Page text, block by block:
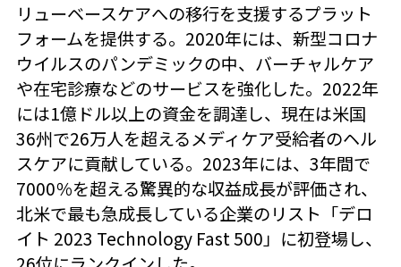
リューベースケアへの移行を支援するプラット
フォームを提供する。2020年には、新型コロナ
ウイルスのパンデミックの中、バーチャルケア
や在宅診療などのサービスを強化した。2022年
には1億ドル以上の資金を調達し、現在は米国
36州で26万人を超えるメディケア受給者のヘル
スケアに貢献している。2023年には、3年間で
7000％を超える驚異的な収益成長が評価され、
北米で最も急成長している企業のリスト「デロ
イト 2023 Technology Fast 500」に初登場し、